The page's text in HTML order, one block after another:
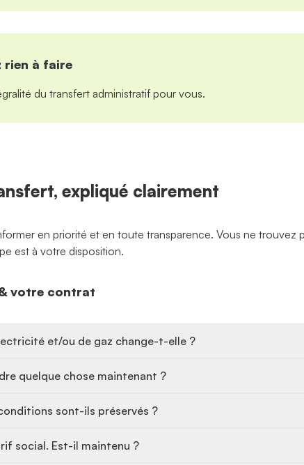
rien à faire
du transfert administratif pour vous.
expliqué clairement
en priorité et en toute transparence. Vous ne trouvez
est à votre disposition.
votre contrat
et/ou de gaz change-t-elle ?
quelque chose maintenant ?
sont-ils préservés ?
social. Est-il maintenu ?